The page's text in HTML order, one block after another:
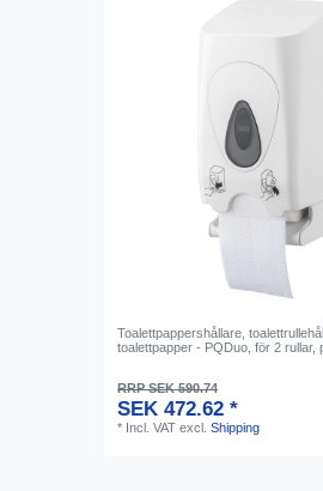
Toalettpappershållare,
toalettpapper - PQDuo, för 2 rullar,
RRP SEK 590.74
SEK 472.62 *
* Incl. VAT excl.Shipping